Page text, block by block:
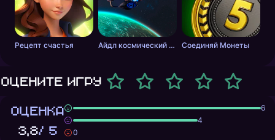
Рецепт счастья Айдл космический добытчик Соединяй Монеты
Оцените игру
ОЦЕНКА
3,8/ 5
6
4
0